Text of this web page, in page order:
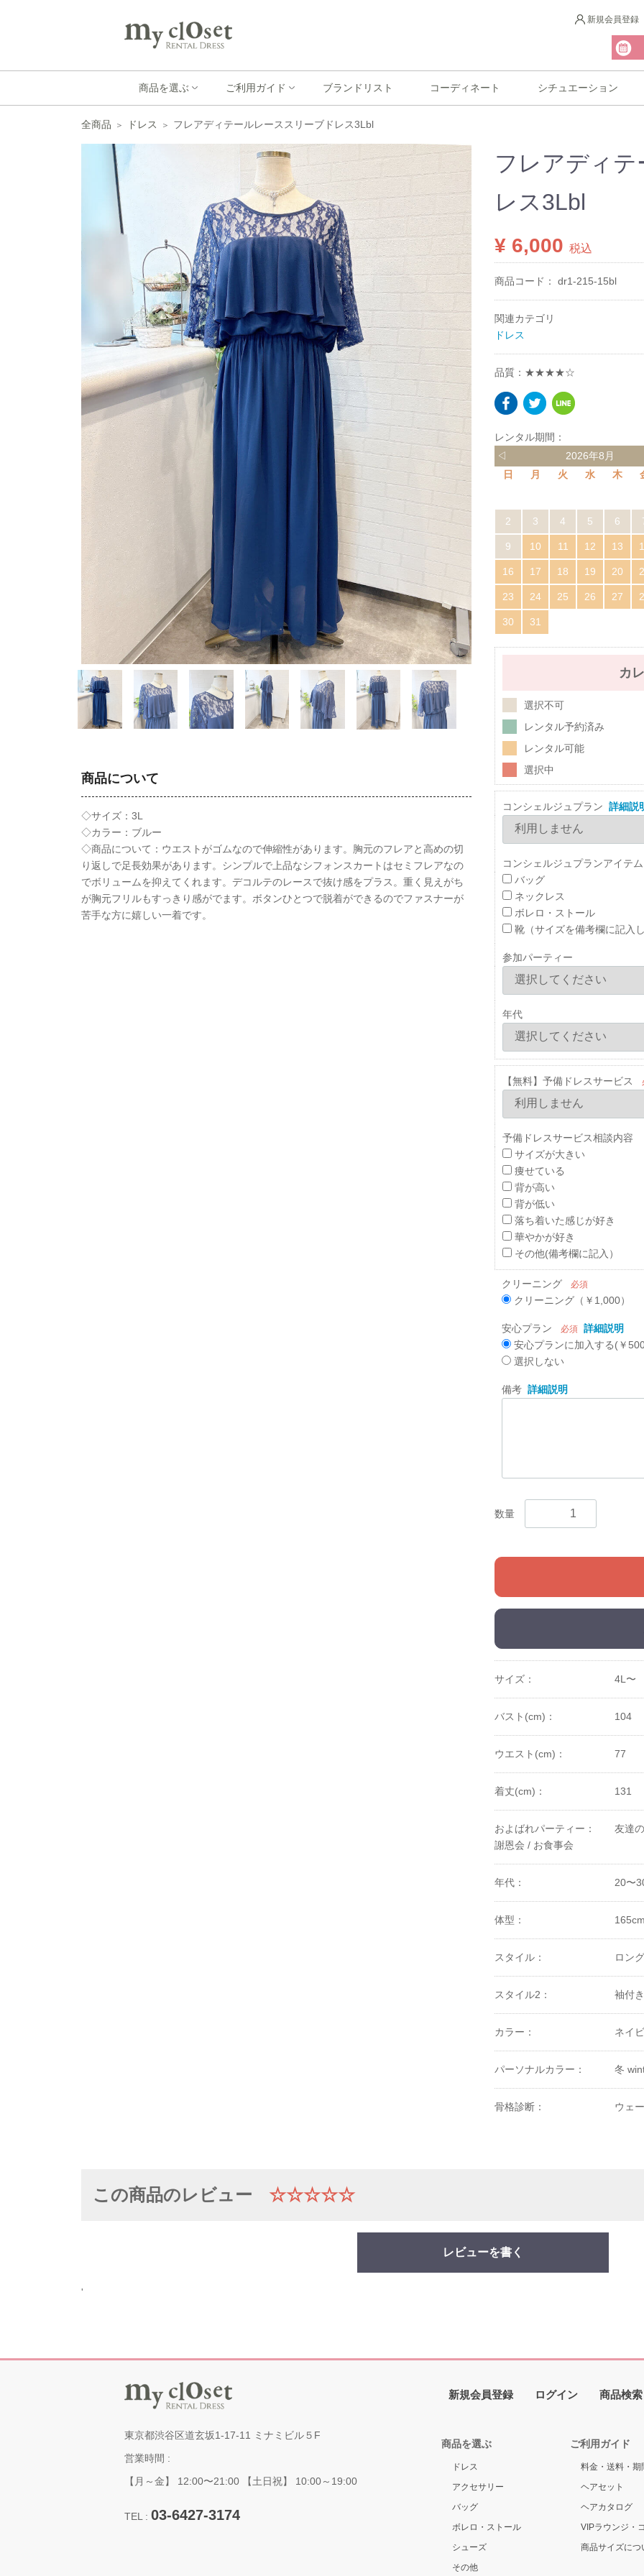
新規会員登録
商品を選ぶ ご利用ガイド ブランドリスト コーディネート シチュエーション
全商品 ドレス フレアディテールレーススリーブドレス3Lbl
商品について
◇サイズ：3L
◇カラー：ブルー
◇商品について：ウエストがゴムなので伸縮性があります。胸元のフレアと高めの切
り返しで足長効果があります。シンプルで上品なシフォンスカートはセミフレアなの
でボリュームを抑えてくれます。デコルテのレースで抜け感をプラス。重く見えがち
が胸元フリルもすっきり感がでます。ボタンひとつで脱着ができるのでファスナーが
苦手な方に嬉しい一着です。
フレアディテ
レス3Lbl
¥ 6,000 税込
商品コード： dr1-215-15bl
関連カテゴリ
ドレス
品質：★★★★☆
レンタル期間：
◁
2026年8月
日
月 火 水 木
2 3 4 5 6
9 10 11 12 13
16 17 18 19 20
23 24 25 26 27
30 31
カ
選択不可
レンタル予約済み
レンタル可能
選択中
コンシェルジュプラン 詳細説
コンシェルジュプランアイテム
バッグ
ネックレス
ボレロ・ストール
靴（サイズを備考欄に記入
参加パーティー
年代
【無料】予備ドレスサービス
予備ドレスサービス相談内容
サイズが大きい
痩せている
背が高い
背が低い
落ち着いた感じが好き
華やかが好き
その他(備考欄に記入）
クリーニング 必須
クリーニング（￥1,000）
安心プラン 必須 詳細説明
安心プランに加入する(￥
選択しない
備考 詳細説明
数量
サイズ： 4L〜
バスト(cm)： 104
ウエスト(cm)： 77
着丈(cm)： 131
およばれパーティー： 友達
謝恩会 / お食事会
年代： 20〜
体型：
スタイル： ロン
スタイル2： 袖付き
カラー： ネイ
パーソナルカラー： 冬
骨格診断： ウェ
この商品のレビュー ☆☆☆☆☆
レビューを書く
'
東京都渋谷区道玄坂1-17-11 ミナミビル５F
営業時間 :
【月～金】 12:00〜21:00 【土日祝】 10:00～19:00
TEL : 03-6427-3174
新規会員登録 ログイン 商品検索
商品を選ぶ
ドレス
アクセサリー
バッグ
ボレロ・ストール
シューズ
その他
ご利用ガイド
料金・送料・期
ヘアセット
ヘアカタログ
VIPラウンジ・
商品サイズにつ